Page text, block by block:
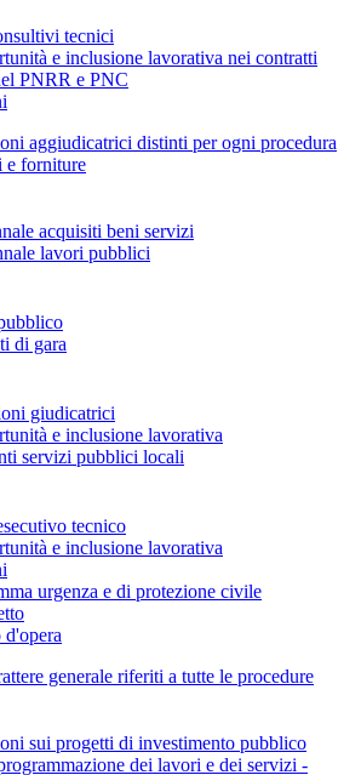
tecnici
e inclusione lavorativa nei contratti
PNRR e PNC
aggiudicatrici distinti per ogni procedura
e forniture
acquisiti beni servizi
lavori pubblici
di gara
giudicatrici
e inclusione lavorativa
servizi pubblici locali
tecnico
e inclusione lavorativa
urgenza e di protezione civile
generale riferiti a tutte le procedure
sui progetti di investimento pubblico
dei lavori e dei servizi -